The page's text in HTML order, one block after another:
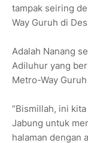
tampak seiring
Way Guruh di
Adalah Nanang
Adiluhur yang
Metro-Way
“Bismillah, ini
Jabung untuk
halaman dengan